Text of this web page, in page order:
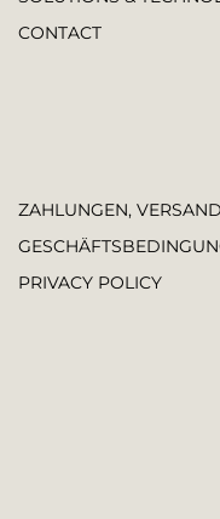
CONTACT
ZAHLUNGEN,
PRIVACY POLICY